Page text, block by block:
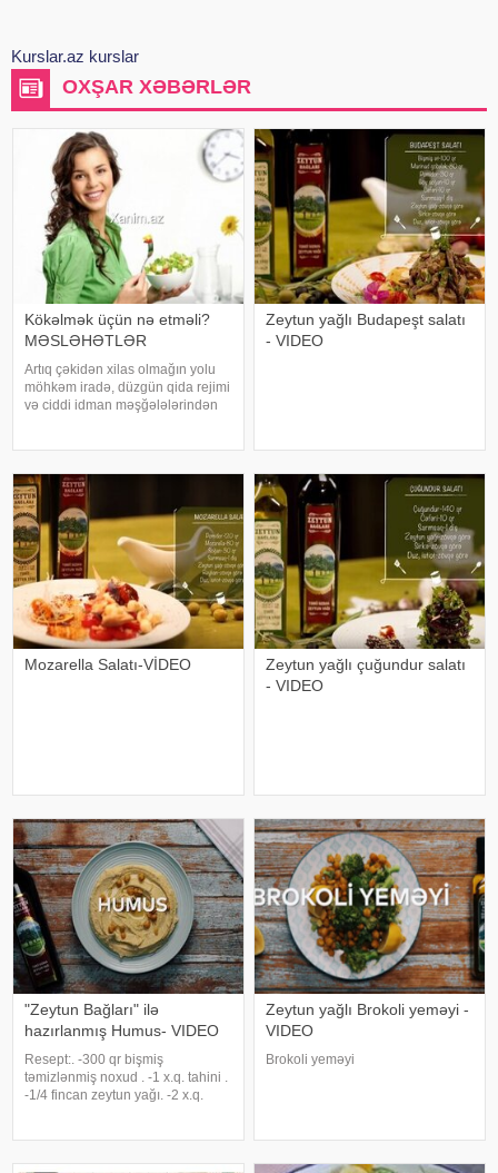
Kurslar.az kurslar
OXŞAR XƏBƏRLƏR
Kökəlmək üçün nə etməli?
MƏSLƏHƏTLƏR
Artıq çəkidən xilas olmağın yolu
möhkəm iradə, düzgün qida rejimi
və ciddi idman məşğələlərindən
arıqlamaqdan qat-qat çətindir
Zeytun yağlı Budapeşt salatı
- VIDEO
Mozarella Salatı-VİDEO
Zeytun yağlı çuğundur salatı
- VIDEO
"Zeytun Bağları" ilə
hazırlanmış Humus- VIDEO
Resept:. -300 qr bişmiş
təmizlənmiş noxud . -1 x.q. tahini .
-1/4 fincan zeytun yağı. -2 x.q.
Zeytun yağlı Brokoli yeməyi -
VIDEO
Brokoli yeməyi